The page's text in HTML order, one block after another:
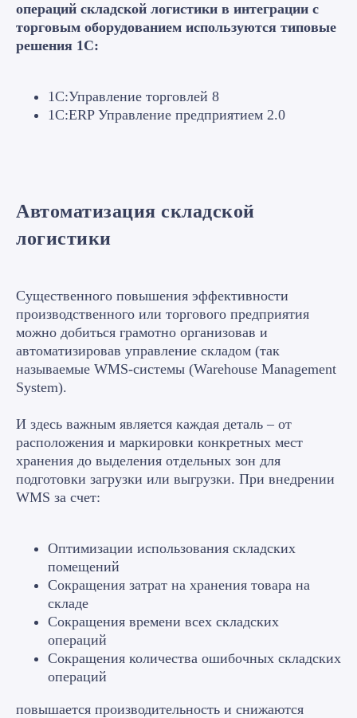
операций складской логистики в интеграции с
торговым оборудованием используются типовые
решения 1С:
1С:Управление торговлей 8
1С:ERP Управление предприятием 2.0
Автоматизация складской
логистики
Существенного повышения эффективности
производственного или торгового предприятия
можно добиться грамотно организовав и
автоматизировав управление складом (так
называемые WMS-системы (Warehouse Management
System).
И здесь важным является каждая деталь – от
расположения и маркировки конкретных мест
хранения до выделения отдельных зон для
подготовки загрузки или выгрузки. При внедрении
WMS за счет:
Оптимизации использования складских
помещений
Сокращения затрат на хранения товара на
складе
Сокращения времени всех складских
операций
Сокращения количества ошибочных складских
операций
повышается производительность и снижаются